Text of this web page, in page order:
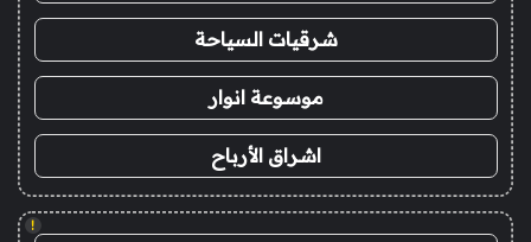
شرقيات السياحة
موسوعة انوار
اشراق الأرباح
!